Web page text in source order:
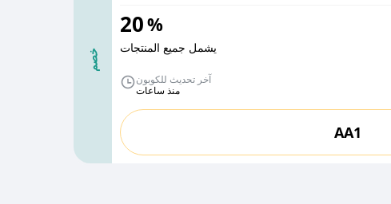
خصم
20%
يشمل جميع المنتجات
آخر تحديث للكوبون
منذ ساعات
AA1